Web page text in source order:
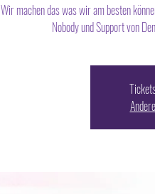
Wir machen das was wir am besten
Nobody und Support von